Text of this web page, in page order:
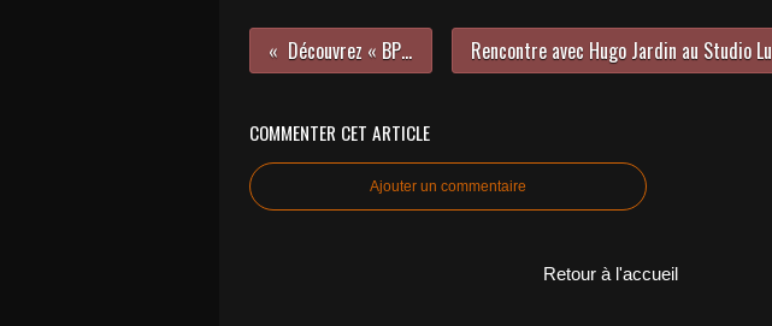
Découvrez « BPM » de Julien Lieb !
COMMENTER CET ARTICLE
Ajouter un commentaire
Retour à l'accueil